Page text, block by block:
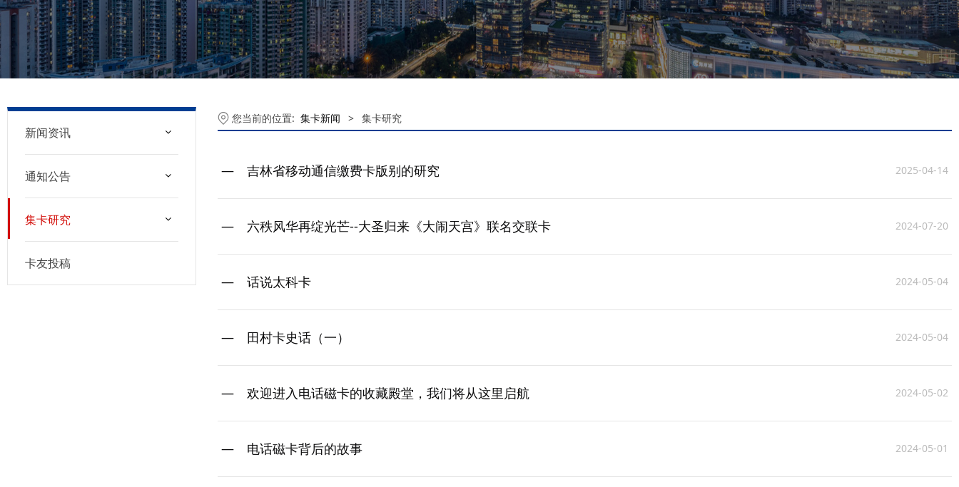
新闻资讯
通知公告
集卡研究
卡友投稿
您当前的位置: 集卡新闻 > 集卡研究
吉林省移动通信缴费卡版别的研究 2025-04-14
六秩风华再绽光芒--大圣归来《大闹天宫》联名交联卡 2024-07-20
话说太科卡 2024-05-04
田村卡史话（一） 2024-05-04
欢迎进入电话磁卡的收藏殿堂，我们将从这里启航 2024-05-02
电话磁卡背后的故事 2024-05-01